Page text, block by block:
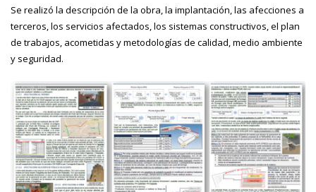
Se realizó la descripción de la obra, la implantación, las afecciones a
terceros, los servicios afectados, los sistemas constructivos, el plan
de trabajos, acometidas y metodologías de calidad, medio ambiente
y seguridad.